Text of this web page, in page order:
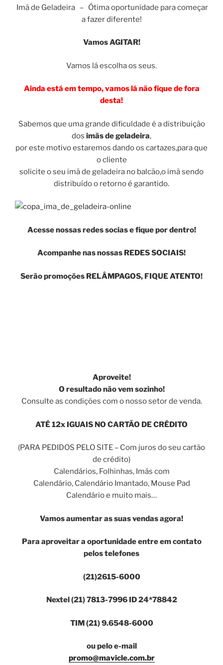
Imã de Geladeira – Ótima oportunidade para começar
a fazer diferente!
Vamos AGITAR!
Vamos lá escolha os seus.
Ainda está em tempo, vamos lá não fique de fora
desta!
Sabemos que uma grande dificuldade é a distribuição
dos imãs de geladeira,
por este motivo estaremos dando os cartazes,para que
o cliente
solicite o seu imã de geladeira no balcão,o imã sendo
distribuído o retorno é garantido.
Acesse nossas redes socias e fique por dentro!
Acompanhe nas nossas REDES SOCIAIS!
Serão promoções RELÂMPAGOS, FIQUE ATENTO!
Aproveite!
O resultado não vem sozinho!
Consulte as condições com o nosso setor de venda.
ATÉ 12x IGUAIS NO CARTÃO DE CRÉDITO
(PARA PEDIDOS PELO SITE – Com juros do seu cartão
de crédito)
Calendários, Folhinhas, Imãs com
Calendário, Calendário Imantado, Mouse Pad
Calendário e muito mais…
Vamosaumentaras suas vendas agora!
Para aproveitar a oportunidade entre em contato
pelos telefones
(21)2615-6000
Nextel (21) 7813-7996 ID 24*78842
TIM (21) 9.6548-6000
ou pelo e-mail
promo@mavicle.com.br